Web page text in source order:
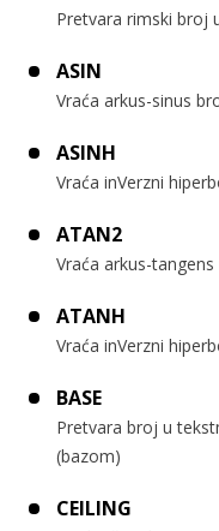
Pretvara rimski broj
ASIN
Vraća arkus-sinus
ASINH
Vraća inVerzni
ATAN2
Vraća arkus-
ATANH
Vraća inVerzni
BASE
Pretvara broj u
(bazom)
CEILING